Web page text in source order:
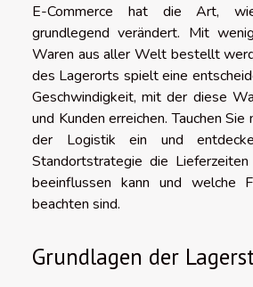
E-Commerce hat die Art,
grundlegend verändert. Mit
Waren aus aller Welt bestellt
des Lagerorts spielt eine
Geschwindigkeit, mit der diese
und Kunden erreichen. Tauchen
der Logistik ein und
Standortstrategie die
beeinflussen kann und welche
beachten sind.
Grundlagen der